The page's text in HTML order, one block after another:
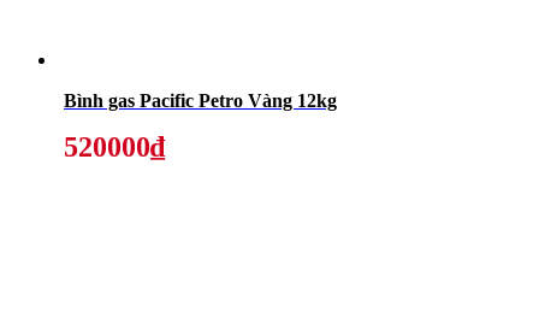
Bình gas Pacific Petro Vàng 12kg
520000₫